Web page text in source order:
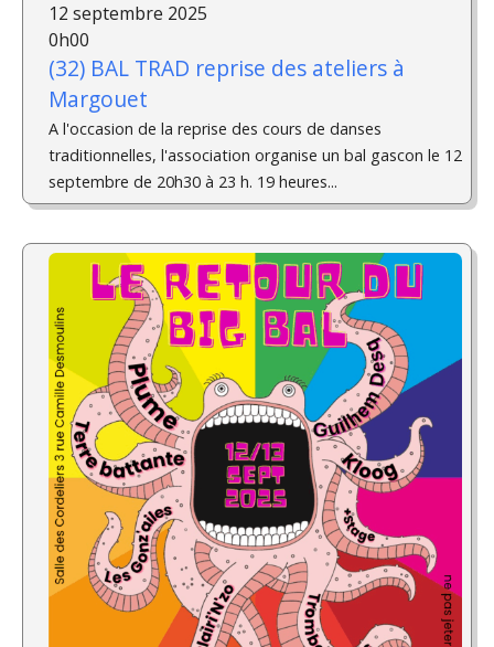
12 septembre 2025
0h00
(32) BAL TRAD reprise des ateliers à
Margouet
A l'occasion de la reprise des cours de danses
traditionnelles, l'association organise un bal gascon le 12
septembre de 20h30 à 23 h. 19 heures...